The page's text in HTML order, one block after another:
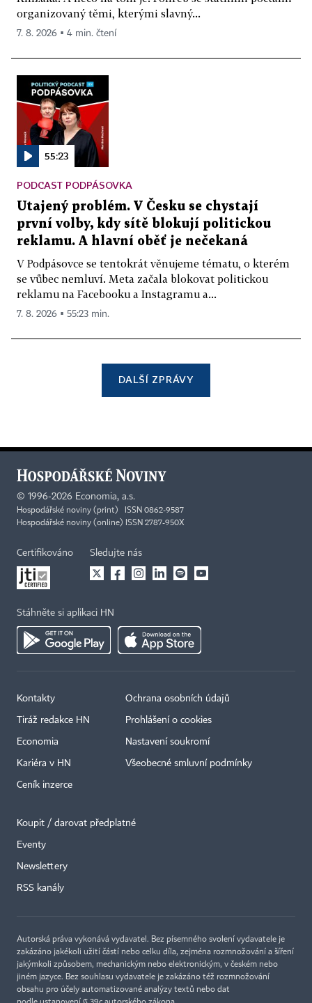
organizovaný těmi, kterými slavný...
7. 8. 2026 ▪ 4 min. čtení
55:23
PODCAST PODPÁSOVKA
Utajený problém. V Česku se chystají
první volby, kdy sítě blokují politickou
reklamu. A hlavní oběť je nečekaná
V Podpásovce se tentokrát věnujeme tématu, o kterém
se vůbec nemluví. Meta začala blokovat politickou
reklamu na Facebooku a Instagramu a...
7. 8. 2026 ▪ 55:23 min.
DALŠÍ ZPRÁVY
© 1996-2026 Economia, a.s.
Hospodářské noviny (print) ISSN 0862-9587
Hospodářské noviny (online) ISSN 2787-950X
Certifikováno Sledujte nás
Stáhněte si aplikaci HN
Kontakty
Tiráž redakce HN
Economia
Kariéra v HN
Ceník inzerce
Ochrana osobních údajů
Prohlášení o cookies
Nastavení soukromí
Všeobecné smluvní podmínky
Koupit / darovat předplatné
Eventy
Newslettery
RSS kanály
Autorská práva vykonává vydavatel. Bez písemného svolení vydavatele je
zakázáno jakékoli užití částí nebo celku díla, zejména rozmnožování a šíření
jakýmkoli způsobem, mechanickým nebo elektronickým, v českém nebo
jiném jazyce. Bez souhlasu vydavatele je zakázáno též rozmnožování
obsahu pro účely automatizované analýzy textů nebo dat